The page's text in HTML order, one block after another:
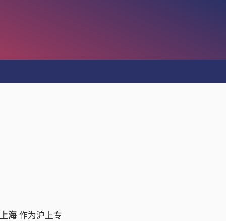
海 作为沪上专